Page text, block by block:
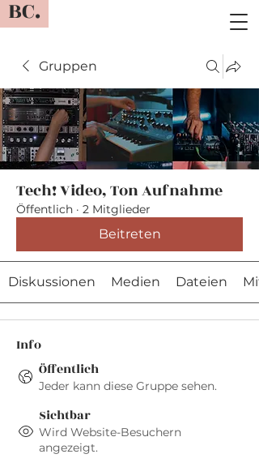
BC.
Gruppen
Tech! Video, Ton Aufnahme
Öffentlich · 2 Mitglieder
Beitreten
Diskussionen Medien Dateien
Info
Öffentlich
Jeder kann diese Gruppe sehen.
Sichtbar
Wird Website-Besuchern
angezeigt.